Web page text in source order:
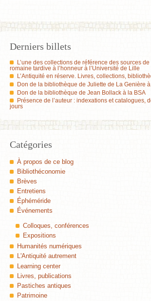
Derniers billets
L’une des collections de référence des sources
romaine tardive à l’honneur à l’Université de Lille
L’Antiquité en réserve. Livres, collections,
Don de la bibliothèque de Juliette de La Genière
Don de la bibliothèque de Jean Bollack à la BSA
Présence de l’auteur : indexations et catalogues,
jours
Catégories
À propos de ce blog
Bibliothéconomie
Brèves
Entretiens
Éphéméride
Événements
Colloques, conférences
Expositions
Humanités numériques
L'Antiquité autrement
Learning center
Livres, publications
Pastiches antiques
Patrimoine